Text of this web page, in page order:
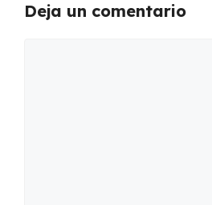
Deja un comentario